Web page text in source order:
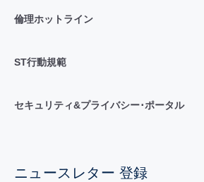
倫理ホットライン
ST行動規範
セキュリティ&プライバシー･ポータル
ニュースレター 登録